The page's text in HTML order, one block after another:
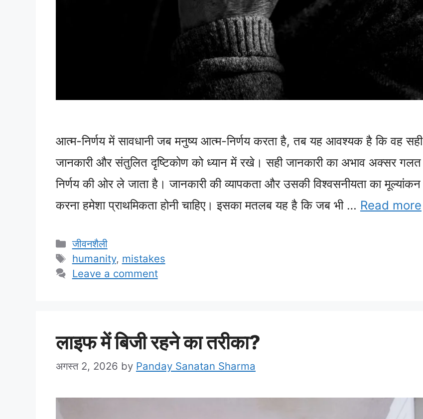
आत्म-निर्णय में सावधानी जब मनुष्य आत्म-निर्णय करता है, तब यह आवश्यक है कि वह सही
जानकारी और संतुलित दृष्टिकोण को ध्यान में रखे। सही जानकारी का अभाव अक्सर गलत
निर्णय की ओर ले जाता है। जानकारी की व्यापकता और उसकी विश्वसनीयता का मूल्यांकन
करना हमेशा प्राथमिकता होनी चाहिए। इसका मतलब यह है कि जब भी … Read more
Categories
जीवनशैली
Tags
humanity, mistakes
Leave a comment
लाइफ में बिजी रहने का तरीका?
अगस्त 2, 2026 by Panday Sanatan Sharma